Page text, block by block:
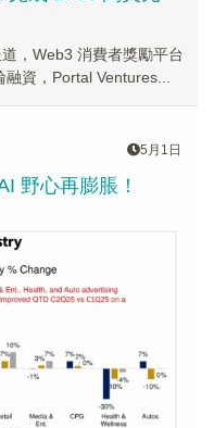
，Web3 消費者獎勵平台
資，Portal Ventures...
5月1日
野心再膨脹！